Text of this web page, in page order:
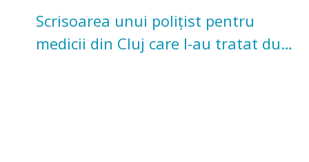
Scrisoarea unui polițist pentru
medicii din Cluj care l-au tratat după